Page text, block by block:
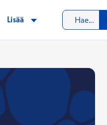
Lisää